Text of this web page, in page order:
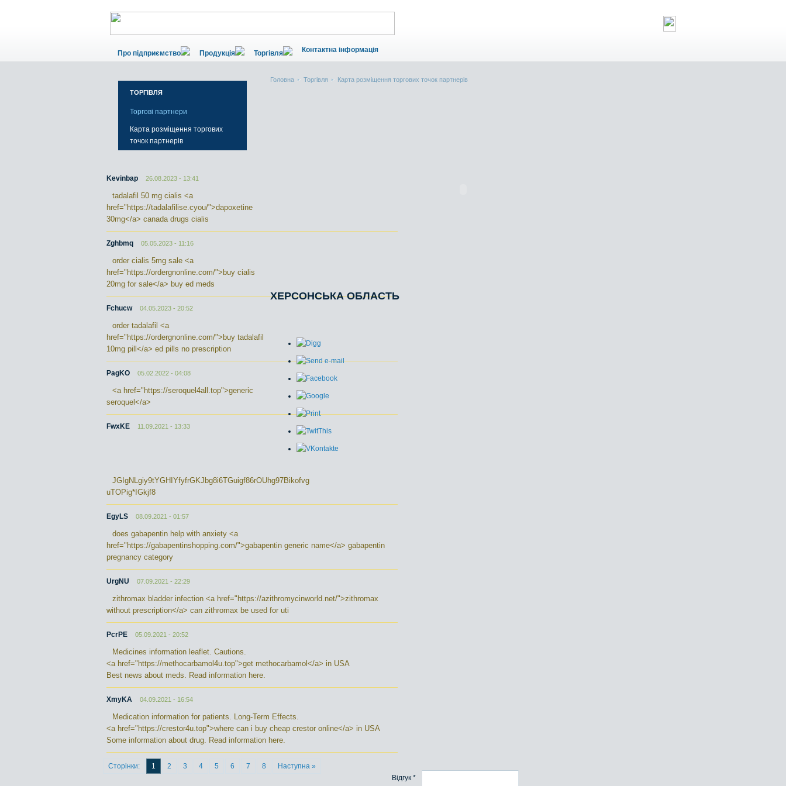
Про підприємство Продукція Торгівля Контактна інформація
ТОРГІВЛЯ
Торгові партнери
Карта розміщення торгових
точок партнерів
Головна Торгівля Карта розміщення торгових точок партнерів
ХЕРСОНСЬКА ОБЛАСТЬ
Kevinbap 26.08.2023 - 13:41
tadalafil 50 mg cialis <a
href="https://tadalafilise.cyou/">dapoxetine
30mg</a> canada drugs cialis
Zghbmq 05.05.2023 - 11:16
order cialis 5mg sale <a
href="https://ordergnonline.com/">buy cialis
20mg for sale</a> buy ed meds
Fchucw 04.05.2023 - 20:52
order tadalafil <a
href="https://ordergnonline.com/">buy tadalafil
10mg pill</a> ed pills no prescription
PagKO 05.02.2022 - 04:08
<a href="https://seroquel4all.top">generic
seroquel</a>
FwxKE 11.09.2021 - 13:33
JGIgNLgiy9tYGHIYfyfrGKJbg8i6TGuigf86rOUhg97Bikofvg
uTOPig*IGkjf8
EgyLS 08.09.2021 - 01:57
does gabapentin help with anxiety <a
href="https://gabapentinshopping.com/">gabapentin generic name</a> gabapentin
pregnancy category
UrgNU 07.09.2021 - 22:29
zithromax bladder infection <a href="https://azithromycinworld.net/">zithromax
without prescription</a> can zithromax be used for uti
PcrPE 05.09.2021 - 20:52
Medicines information leaflet. Cautions.
<a href="https://methocarbamol4u.top">get methocarbamol</a> in USA
Best news about meds. Read information here.
XmyKA 04.09.2021 - 16:54
Medication information for patients. Long-Term Effects.
<a href="https://crestor4u.top">where can i buy cheap crestor online</a> in USA
Some information about drug. Read information here.
Сторінки: 1 2 3 4 5 6 7 8
Наступна »
Відгук *